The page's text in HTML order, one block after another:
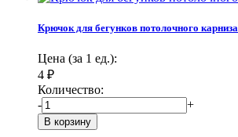
Крючок для бегунков потолочного карниза
Цена (за 1 ед.):
4 ₽
Количество:
-
+